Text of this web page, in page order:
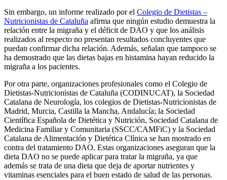
Sin embargo, un informe realizado por el Colegio de Dietistas –
Nutricionistas de Cataluña afirma que ningún estudio demuestra la
relación entre la migraña y el déficit de DAO y que los análisis
realizados al respecto no presentan resultados concluyentes que
puedan confirmar dicha relación. Además, señalan que tampoco se
ha demostrado que las dietas bajas en histamina hayan reducido la
migraña a los pacientes.
Por otra parte, organizaciones profesionales como el Colegio de
Dietistas-Nutricionistas de Cataluña (CODINUCAT), la Sociedad
Catalana de Neurología, los colegios de Dietistas-Nutricionistas de
Madrid, Murcia, Castilla la Mancha, Andalucía; la Sociedad
Científica Española de Dietética y Nutrición, Sociedad Catalana de
Medicina Familiar y Comunitaria (SSCC/CAMFiC) y la Sociedad
Catalana de Alimentación y Dietética Clínica se han mostrado en
contra del tratamiento DAO. Estas organizaciones aseguran que la
dieta DAO no se puede aplicar para tratar la migraña, ya que
además se trata de una dieta que deja de aportar nutrientes y
vitaminas esenciales para el buen estado de salud de las personas.